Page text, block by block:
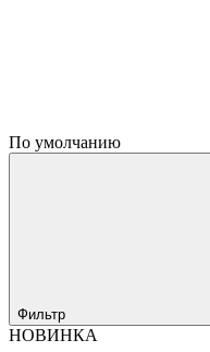
По умолчанию
Фильтр
НОВИНКА